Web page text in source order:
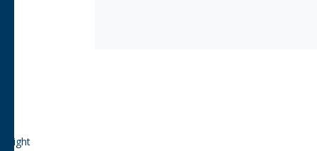
weight